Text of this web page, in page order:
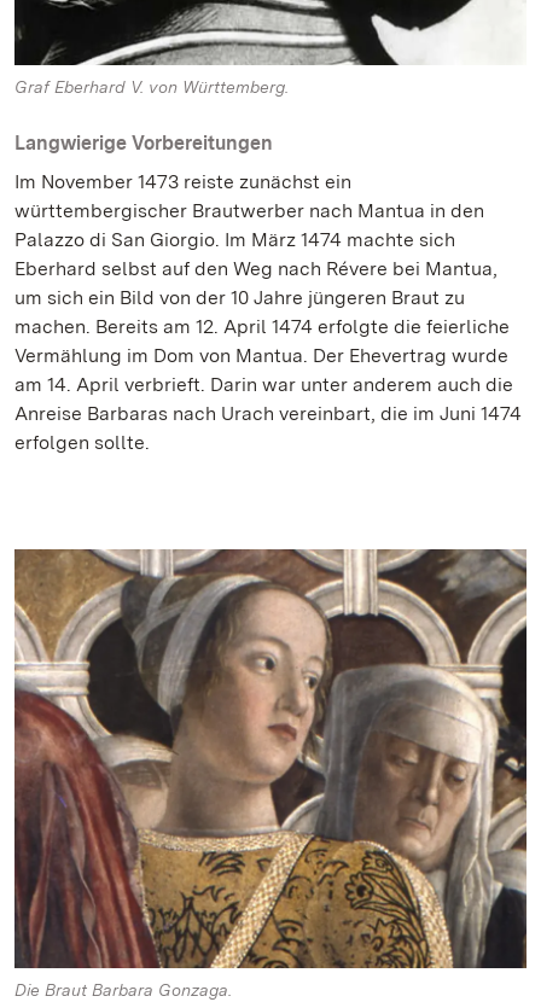
Graf Eberhard V. von Württemberg.
Langwierige Vorbereitungen
Im November 1473 reiste zunächst ein
württembergischer Brautwerber nach Mantua in den
Palazzo di San Giorgio. Im März 1474 machte sich
Eberhard selbst auf den Weg nach Révere bei Mantua,
um sich ein Bild von der 10 Jahre jüngeren Braut zu
machen. Bereits am 12. April 1474 erfolgte die feierliche
Vermählung im Dom von Mantua. Der Ehevertrag wurde
am 14. April verbrieft. Darin war unter anderem auch die
Anreise Barbaras nach Urach vereinbart, die im Juni 1474
erfolgen sollte.
Die Braut Barbara Gonzaga.